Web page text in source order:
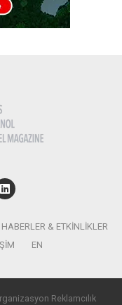
HABERLER & ETKINLIKLER
EN
Reklamcılık